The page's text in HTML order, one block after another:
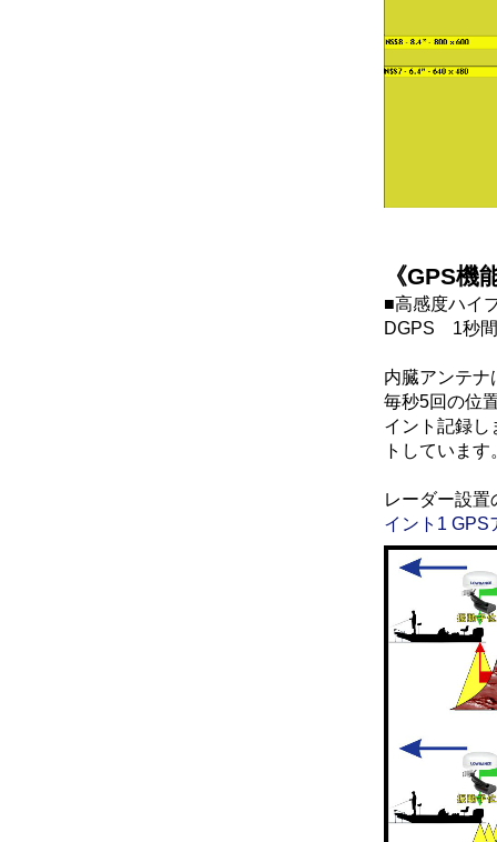
《GPS機
■高感度ハイ
DGPS 1秒間
内臓アンテナ
毎秒5回の位
イント記録
トしています
レーダー設
イント1 GPS